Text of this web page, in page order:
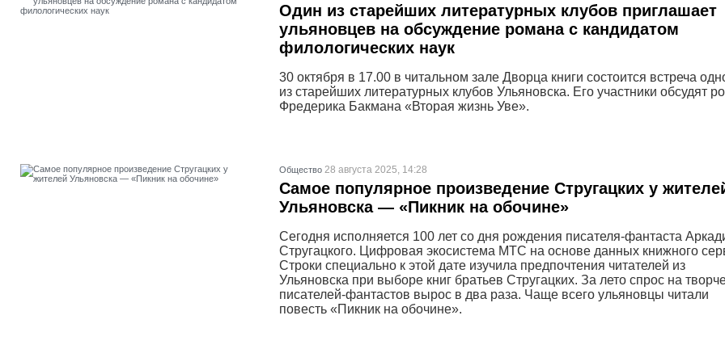
Один из старейших литературных клубов приглашает
ульяновцев на обсуждение романа с кандидатом
филологических наук
30 октября в 17.00 в читальном зале Дворца книги состоится встреча
из старейших литературных клубов Ульяновска. Его участники обсудят
Фредерика Бакмана «Вторая жизнь Уве».
Общество 28 августа 2025, 14:28
Самое популярное произведение Стругацких у
Ульяновска — «Пикник на обочине»
Сегодня исполняется 100 лет со дня рождения писателя-фантаста
Стругацкого. Цифровая экосистема МТС на основе данных книжного
Строки специально к этой дате изучила предпочтения читателей из
Ульяновска при выборе книг братьев Стругацких. За лето спрос на
писателей-фантастов вырос в два раза. Чаще всего ульяновцы читали
повесть «Пикник на обочине».